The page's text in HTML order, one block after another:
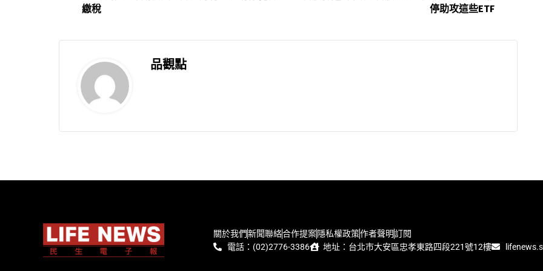
繳稅
停助攻這些ETF
品觀點
關於我們新聞聯絡合作提案隱私權政策作者聲明訂閱
電話：(02)2776-3386
地址：台北市大安區忠孝東路四段221號12樓